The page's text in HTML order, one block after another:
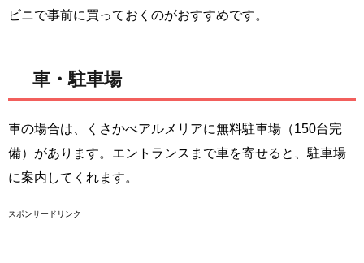
ビニで事前に買っておくのがおすすめです。
車・駐車場
車の場合は、くさかべアルメリアに無料駐車場（150台完
備）があります。エントランスまで車を寄せると、駐車場
に案内してくれます。
スポンサードリンク